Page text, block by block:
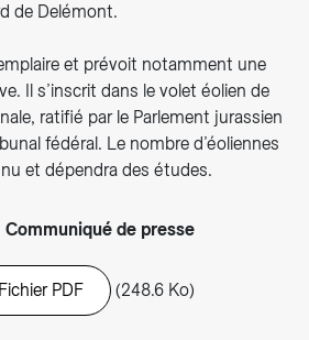
de Delémont.
et prévoit notamment une
Il s’inscrit dans le volet éolien de
ratifié par le Parlement jurassien
fédéral. Le nombre d’éoliennes
et dépendra des études.
Communiqué de presse
Fichier PDF (248.6 Ko)